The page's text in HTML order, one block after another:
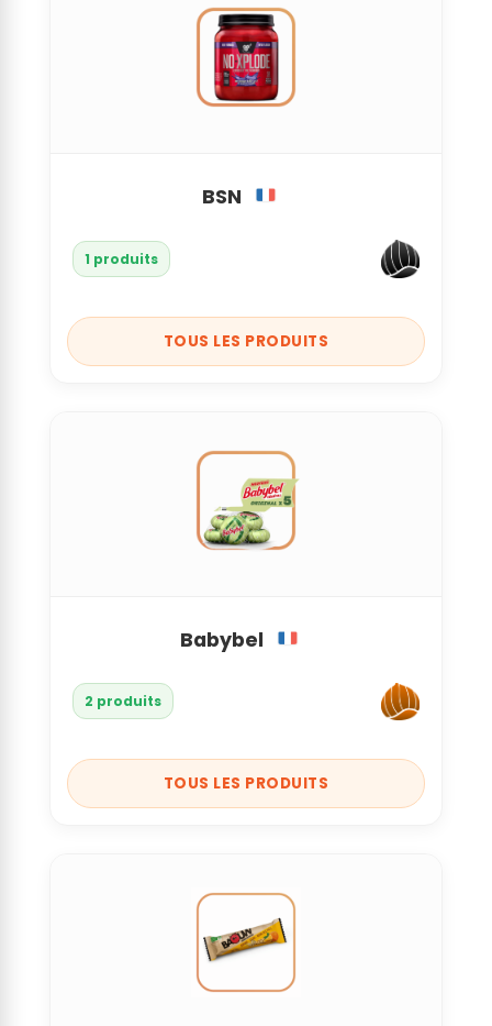
BSN
1 produits
TOUS LES PRODUITS
Babybel
2 produits
TOUS LES PRODUITS